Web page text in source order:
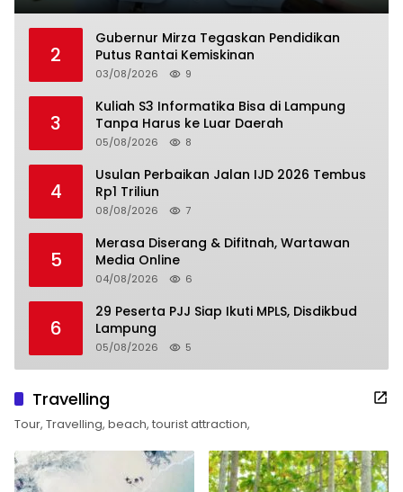
2
Gubernur Mirza Tegaskan Pendidikan
Putus Rantai Kemiskinan
03/08/2026 9
3
Kuliah S3 Informatika Bisa di Lampung
Tanpa Harus ke Luar Daerah
05/08/2026 8
4
Usulan Perbaikan Jalan IJD 2026 Tembus
Rp1 Triliun
08/08/2026 7
5
Merasa Diserang & Difitnah, Wartawan
Media Online
04/08/2026 6
6
29 Peserta PJJ Siap Ikuti MPLS, Disdikbud
Lampung
05/08/2026 5
Travelling
Tour, Travelling, beach, tourist attraction,